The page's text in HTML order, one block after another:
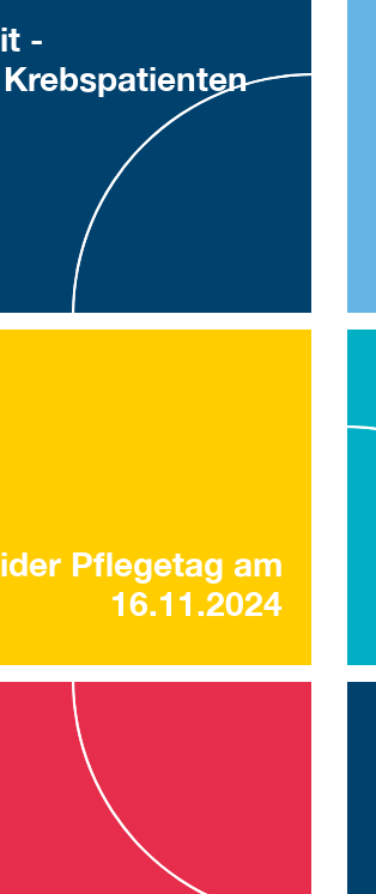
-
Pflegetag am
16.11.2024